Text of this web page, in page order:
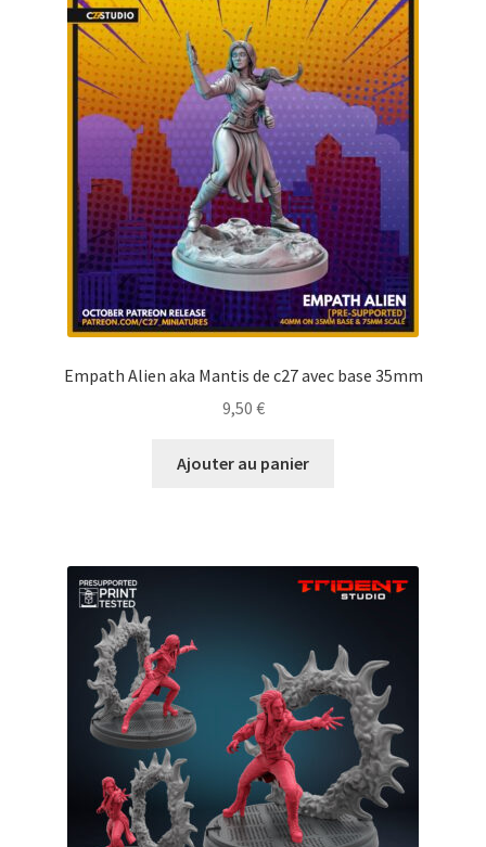
Empath Alien aka Mantis de c27 avec base 35mm
9,50 €
Ajouter au panier